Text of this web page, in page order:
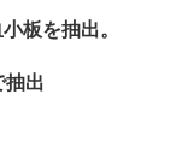
板を抽出。
抽出